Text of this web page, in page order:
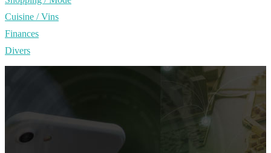
Cuisine / Vins
Finances
Divers